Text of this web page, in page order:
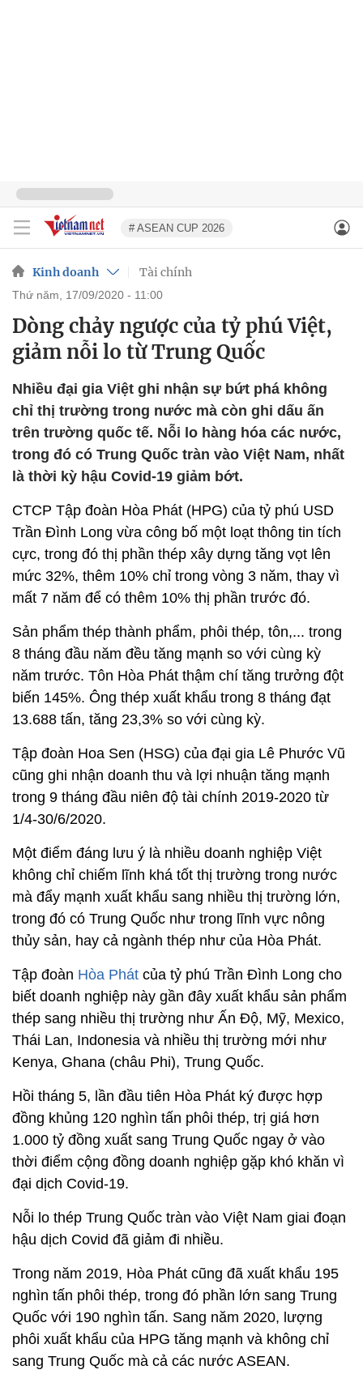
# ASEAN CUP 2026
Kinh doanh Tài chính
thứ năm, 17/09/2020 - 11:00
Dòng chảy ngược của tỷ phú Việt,
giảm nỗi lo từ Trung Quốc
Nhiều đại gia Việt ghi nhận sự bứt phá không
chỉ thị trường trong nước mà còn ghi dấu ấn
trên trường quốc tế. Nỗi lo hàng hóa các nước,
trong đó có Trung Quốc tràn vào Việt Nam, nhất
là thời kỳ hậu Covid-19 giảm bớt.
CTCP Tập đoàn Hòa Phát (HPG) của tỷ phú USD
Trần Đình Long vừa công bố một loạt thông tin tích
cực, trong đó thị phần thép xây dựng tăng vọt lên
mức 32%, thêm 10% chỉ trong vòng 3 năm, thay vì
mất 7 năm để có thêm 10% thị phần trước đó.
Sản phẩm thép thành phẩm, phôi thép, tôn,... trong
8 tháng đầu năm đều tăng mạnh so với cùng kỳ
năm trước. Tôn Hòa Phát thậm chí tăng trưởng đột
biến 145%. Ông thép xuất khẩu trong 8 tháng đạt
13.688 tấn, tăng 23,3% so với cùng kỳ.
Tập đoàn Hoa Sen (HSG) của đại gia Lê Phước Vũ
cũng ghi nhận doanh thu và lợi nhuận tăng mạnh
trong 9 tháng đầu niên độ tài chính 2019-2020 từ
1/4-30/6/2020.
Một điểm đáng lưu ý là nhiều doanh nghiệp Việt
không chỉ chiếm lĩnh khá tốt thị trường trong nước
mà đẩy mạnh xuất khẩu sang nhiều thị trường lớn,
trong đó có Trung Quốc như trong lĩnh vực nông
thủy sản, hay cả ngành thép như của Hòa Phát.
Tập đoàn Hòa Phát của tỷ phú Trần Đình Long cho
biết doanh nghiệp này gần đây xuất khẩu sản phẩm
thép sang nhiều thị trường như Ấn Độ, Mỹ, Mexico,
Thái Lan, Indonesia và nhiều thị trường mới như
Kenya, Ghana (châu Phi), Trung Quốc.
Hồi tháng 5, lần đầu tiên Hòa Phát ký được hợp
đồng khủng 120 nghìn tấn phôi thép, trị giá hơn
1.000 tỷ đồng xuất sang Trung Quốc ngay ở vào
thời điểm cộng đồng doanh nghiệp gặp khó khăn vì
đại dịch Covid-19.
Nỗi lo thép Trung Quốc tràn vào Việt Nam giai đoạn
hậu dịch Covid đã giảm đi nhiều.
Trong năm 2019, Hòa Phát cũng đã xuất khẩu 195
nghìn tấn phôi thép, trong đó phần lớn sang Trung
Quốc với 190 nghìn tấn. Sang năm 2020, lượng
phôi xuất khẩu của HPG tăng mạnh và không chỉ
sang Trung Quốc mà cả các nước ASEAN.